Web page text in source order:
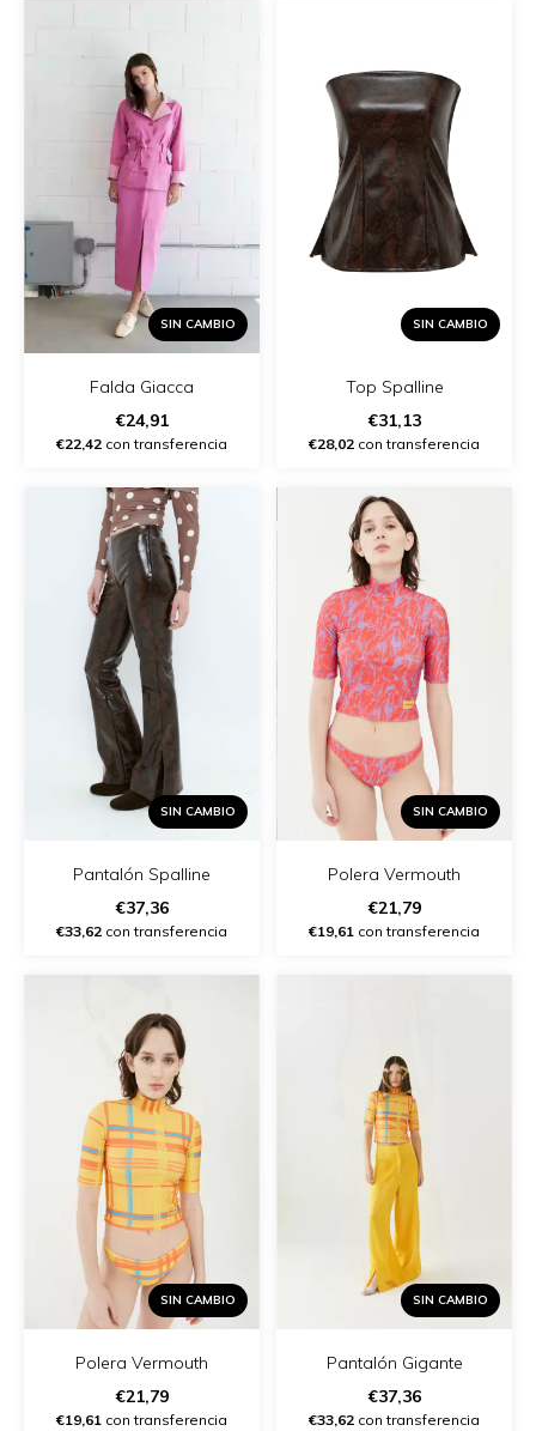
SIN CAMBIO
Falda Giacca
€24,91
€22,42 con transferencia
SIN CAMBIO
Top Spalline
€31,13
€28,02 con transferencia
SIN CAMBIO
Pantalón Spalline
€37,36
€33,62 con transferencia
SIN CAMBIO
Polera Vermouth
€21,79
€19,61 con transferencia
SIN CAMBIO
Polera Vermouth
€21,79
€19,61 con transferencia
SIN CAMBIO
Pantalón Gigante
€37,36
€33,62 con transferencia